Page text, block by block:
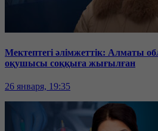
Мектептегі әлімжеттік: Алматы
оқушысы соққыға жығылған
26 января, 19:35